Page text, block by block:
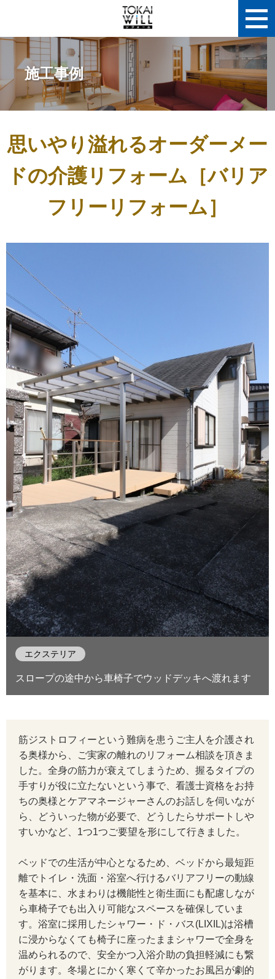
施工事例
思いやり溢れるオーダーメー
ドの介護リフォーム［バリア
フリーリフォーム］
エクステリア
スロープの途中から車椅子でウッドデッキへ渡れます
筋ジストロフィーという難病を患うご主人を介護され
る奥様から、ご実家の離れのリフォーム相談を頂きま
した。全身の筋力が衰えてしまうため、握るタイプの
手すりが役に立たないという事で、看護士資格をお持
ちの奥様とケアマネージャーさんのお話しを伺いなが
ら、どういった物が必要で、どうしたらサポートしや
すいかなど、1つ1つご要望を形にして行きました。
ベッドでの生活が中心となるため、ベッドから最短距
離でトイレ・洗面・浴室へ行けるバリアフリーの動線
を基本に、水まわりは機能性と衛生面にも配慮しなが
ら車椅子でも出入り可能なスペースを確保していま
す。浴室に採用したシャワー・ド・バス(LIXIL)は浴槽
に浸からなくても椅子に座ったままシャワーで全身を
温められるので、安全かつ入浴介助の負担軽減にも繋
がります。冬場とにかく寒くて辛かったお風呂が劇的